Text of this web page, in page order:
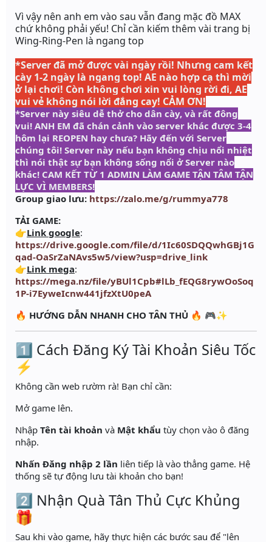
Vì vậy nên anh em vào sau vẫn đang mặc đồ MAX
chứ không phải yếu! Chỉ cần kiếm thêm vài trang bị
Wing-Ring-Pen là ngang top
*Server đã mở được vài ngày rồi! Nhưng cam kết
cày 1-2 ngày là ngang top! AE nào hợp cạ thì mời
ở lại chơi! Còn không chơi xin vui lòng rời đi, AE
vui vẻ không nói lời đắng cay! CẢM ƠN!
*Server này siêu dễ thở cho dân cày, và rất đông
vui! ANH EM đã chán cảnh vào server khác được 3-4
hôm lại REOPEN hay chưa? Hãy đến với Server
chúng tôi! Server này nếu bạn không chịu nổi nhiệt
thì nói thật sự bạn không sống nổi ở Server nào
khác! CAM KẾT TỪ 1 ADMIN LÀM GAME TẬN TÂM TẬN
LỰC VÌ MEMBERS!
Group giao lưu: https://zalo.me/g/rummya778
TẢI GAME:
👉Link google:
https://drive.google.com/file/d/1Ic60SDQQwhGBj1G
qad-OaSrZaNAvs5w5/view?usp=drive_link
👉Link mega:
https://mega.nz/file/yBUl1Cpb#lLb_fEQG8rywOoSoq
1P-i7EyweIcnw441jfzXtU0peA
🔥 HƯỚNG DẪN NHANH CHO TÂN THỦ 🔥 🎮✨
1️⃣ Cách Đăng Ký Tài Khoản Siêu Tốc
⚡
Không cần web rườm rà! Bạn chỉ cần:
Mở game lên.
Nhập Tên tài khoản và Mật khẩu tùy chọn vào ô đăng
nhập.
Nhấn Đăng nhập 2 lần liên tiếp là vào thẳng game. Hệ
thống sẽ tự động lưu tài khoản cho bạn!
2️⃣ Nhận Quà Tân Thủ Cực Khủng
🎁
Sau khi vào game, hãy thực hiện các bước sau để "lên